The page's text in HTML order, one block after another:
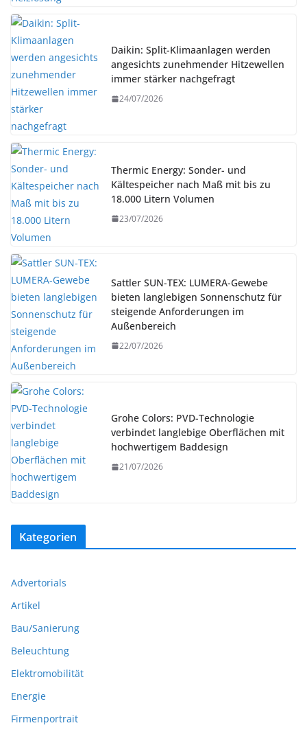
Daikin: Split-Klimaanlagen werden
angesichts zunehmender Hitzewellen
immer stärker nachgefragt
24/07/2026
Thermic Energy: Sonder- und
Kältespeicher nach Maß mit bis zu
18.000 Litern Volumen
23/07/2026
Sattler SUN-TEX: LUMERA-Gewebe
bieten langlebigen Sonnenschutz für
steigende Anforderungen im
Außenbereich
22/07/2026
Grohe Colors: PVD-Technologie
verbindet langlebige Oberflächen mit
hochwertigem Baddesign
21/07/2026
Kategorien
Advertorials
Artikel
Bau/Sanierung
Beleuchtung
Elektromobilität
Energie
Firmenportrait